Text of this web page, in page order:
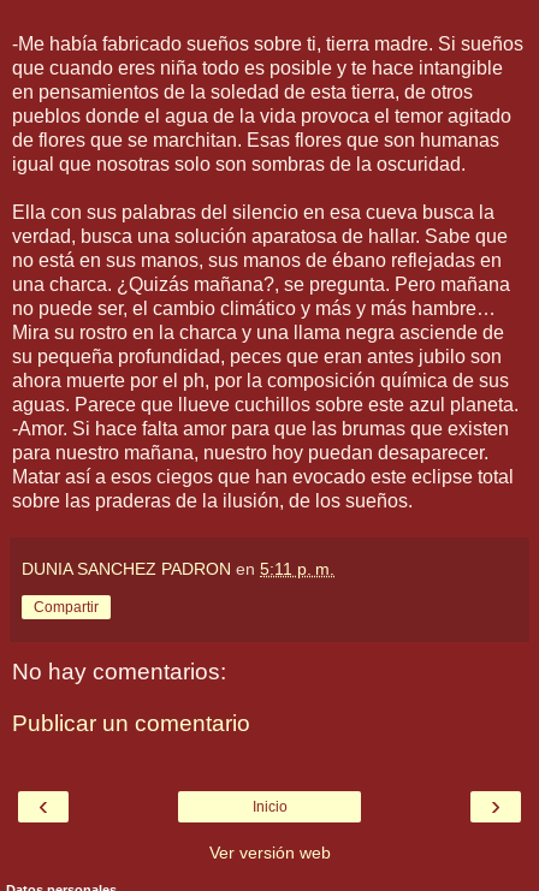
-Me había fabricado sueños sobre ti, tierra madre. Si sueños
que cuando eres niña todo es posible y te hace intangible
en pensamientos de la soledad de esta tierra, de otros
pueblos donde el agua de la vida provoca el temor agitado
de flores que se marchitan. Esas flores que son humanas
igual que nosotras solo son sombras de la oscuridad.
Ella con sus palabras del silencio en esa cueva busca la
verdad, busca una solución aparatosa de hallar. Sabe que
no está en sus manos, sus manos de ébano reflejadas en
una charca. ¿Quizás mañana?, se pregunta. Pero mañana
no puede ser, el cambio climático y más y más hambre…
Mira su rostro en la charca y una llama negra asciende de
su pequeña profundidad, peces que eran antes jubilo son
ahora muerte por el ph, por la composición química de sus
aguas. Parece que llueve cuchillos sobre este azul planeta.
-Amor. Si hace falta amor para que las brumas que existen
para nuestro mañana, nuestro hoy puedan desaparecer.
Matar así a esos ciegos que han evocado este eclipse total
sobre las praderas de la ilusión, de los sueños.
DUNIA SANCHEZ PADRON en 5:11 p. m.
Compartir
No hay comentarios:
Publicar un comentario
‹ ›
Inicio
Ver versión web